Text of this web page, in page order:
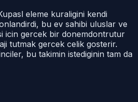
eleme kuraligini kendi
bu ev sahibi uluslar ve
icin gercek bir donemdontrutur
tutmak gercek celik gosterir.
bu takimin istediginin tam da